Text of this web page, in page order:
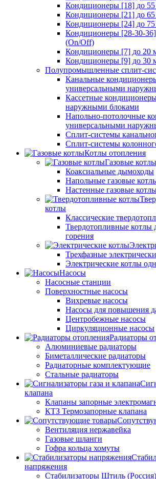
Кондиционеры [18] до
Кондиционеры [21] до
Кондиционеры [24] до
Кондиционеры [28-30-
(On/Off)
Кондиционеры [7] до 20
Кондиционеры [9] до 30
Полупромышленные сплит-
Канальные
универсальными
Кассетные
наружными блоками
Напольно-потолочные
универсальными
Сплит-системы
Сплит-системы
Котлы отопления
Газовые котлы
Коаксиальные дымоходы
Напольные газовые
Настенные газовые
котлы
Классические
Твердотопливные котлы
горения
Трехфазные
Электрические котлы
Насосы
Насосные станции
Поверхностные насосы
Вихревые насосы
Насосы для повышения
Центробежные насосы
Циркуляционные насосы
Радиаторы
Алюминиевые радиаторы
Биметаллические радиаторы
Радиаторные комплектующие
Стальные радиаторы
клапана
Клапаны запорные
КТЗ Термозапорные клапана
Вентиляция нержавейка
Газовые шланги
Гофра кольца хомуты
напряжения
Стабилизаторы Штиль (Россия)